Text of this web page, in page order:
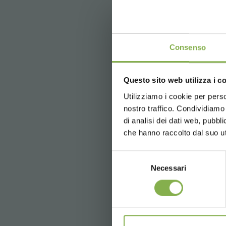
Consenso
Questo sito web utilizza i
Utilizziamo i cookie per
nostro traffico.
di analisi dei dati web,
che hanno raccolto dal suo
Necessari
Portacestas para
baldas
Estructura en aluminio
5 % de
2 % de
Envío
Noticias y
durante el
* Descuentos